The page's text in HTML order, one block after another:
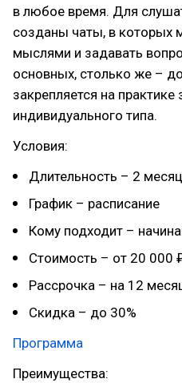
в любое время. Для
созданы чаты, в которых
мыслями и задавать
основных, столько же –
закрепляется на
индивидуального типа.
Условия:
Длительность – 2
График – расписание
Кому подходит –
Стоимость – от 20 000
Рассрочка – на 12
Скидка – до 30%
Программа
Преимущества: